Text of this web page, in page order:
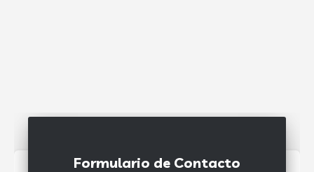
Formulario de Contacto